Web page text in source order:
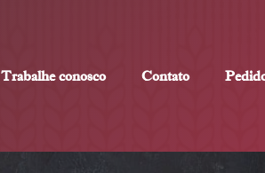
Trabalhe conosco Contato